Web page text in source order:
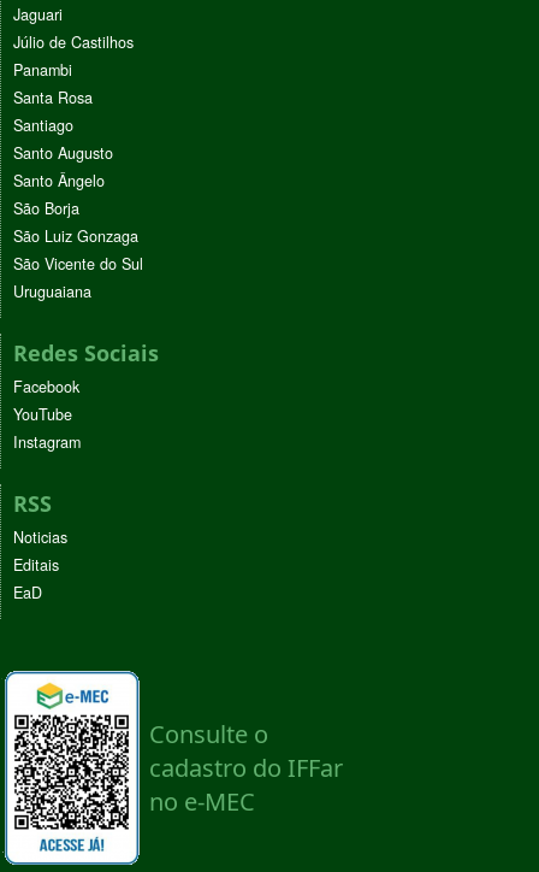
Jaguari
Júlio de Castilhos
Panambi
Santa Rosa
Santiago
Santo Augusto
Santo Ângelo
São Borja
São Luiz Gonzaga
São Vicente do Sul
Uruguaiana
Redes Sociais
Facebook
YouTube
Instagram
RSS
Noticias
Editais
EaD